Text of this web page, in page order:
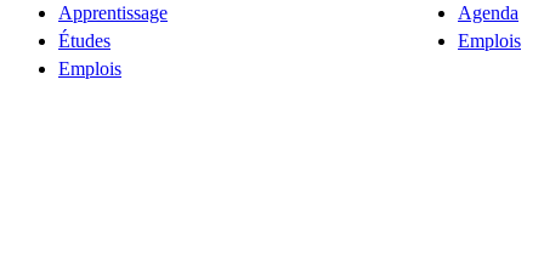
Apprentissage
Études
Emplois
Agenda
Emplois